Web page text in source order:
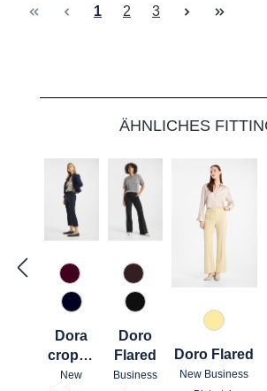
Seite
1 Seite
2 Seite
3
ÄHNLICHES
589 Barolo
890 Marine
Dora
croppe
d
New
648 Kastanie
990 Schwarz
Doro
Flared
Business
227 Gelb
Doro Flared
New Business